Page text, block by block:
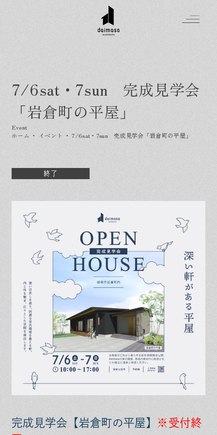
7/6sat・7sun 完成見学会
「岩倉町の平屋」
ホーム ・ イベント ・7/6sat・7sun 完成見学会「岩倉町の平屋」
終了
完成見学会 【岩倉町の平屋】
※受付終
Greeting
はじめましての方へ
Made in DAIMASA
私たちの想い
素材のこだわり
家づくりの流れ
保証とサポート
ヒノキプロジェクト
For customer
スタイル集
よくある質問
お客様の声
木材辞典
お知らせ
Company
採用情報
お問い合わせ
In
st
ag
ra
Fa
ce
bo
ok
Event Contact